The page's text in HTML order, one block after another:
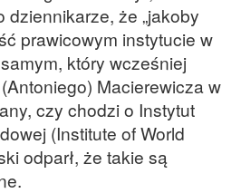
dziennikarze, że „jakoby
prawicowym instytucie w
który wcześniej
Macierewicza w
czy chodzi o Instytut
(Institute of World
odparł, że takie są